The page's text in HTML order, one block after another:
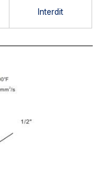
Interdit